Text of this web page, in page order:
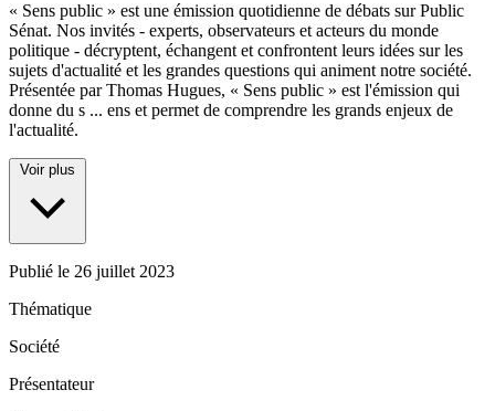
« Sens public » est une émission quotidienne de débats sur Public
Sénat. Nos invités - experts, observateurs et acteurs du monde
politique - décryptent, échangent et confrontent leurs idées sur les
sujets d'actualité et les grandes questions qui animent notre société.
Présentée par Thomas Hugues, « Sens public » est l'émission qui
donne du s ... ens et permet de comprendre les grands enjeux de
l'actualité.
Voir plus
Publié le 26 juillet 2023
Thématique
Société
Présentateur